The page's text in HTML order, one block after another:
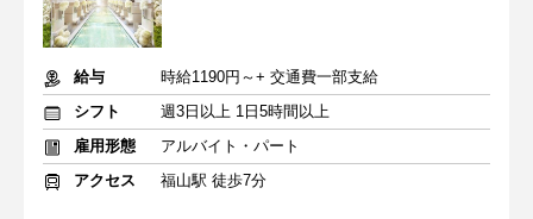
給与
時給1190円～+ 交通費一部支給
シフト
週3日以上 1日5時間以上
雇用形態
アルバイト・パート
アクセス
福山駅 徒歩7分